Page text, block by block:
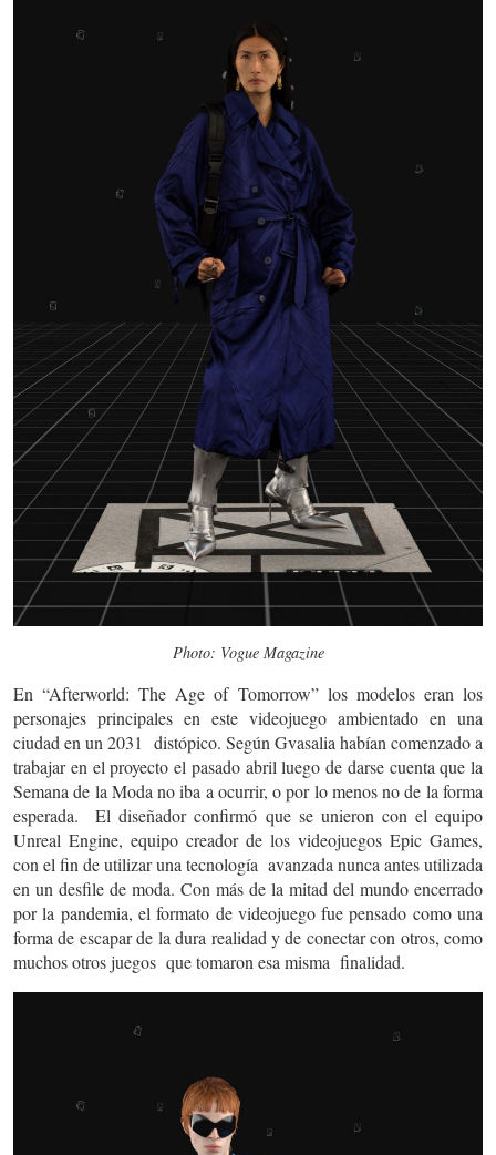
Photo: Vogue Magazine
En “Afterworld: The Age of Tomorrow” los modelos eran los
personajes principales en este videojuego ambientado en una
ciudad en un 2031 distópico. Según Gvasalia habían comenzado a
trabajar en el proyecto el pasado abril luego de darse cuenta que la
Semana de la Moda no iba a ocurrir, o por lo menos no de la forma
esperada. El diseñador confirmó que se unieron con el equipo
Unreal Engine, equipo creador de los videojuegos Epic Games,
con el fin de utilizar una tecnología avanzada nunca antes utilizada
en un desfile de moda. Con más de la mitad del mundo encerrado
por la pandemia, el formato de videojuego fue pensado como una
forma de escapar de la dura realidad y de conectar con otros, como
muchos otros juegos que tomaron esa misma finalidad.